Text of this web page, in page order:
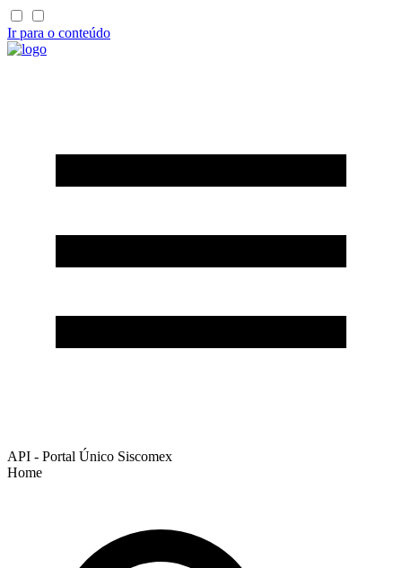
Ir para o conteúdo
API - Portal Único Siscomex
Home